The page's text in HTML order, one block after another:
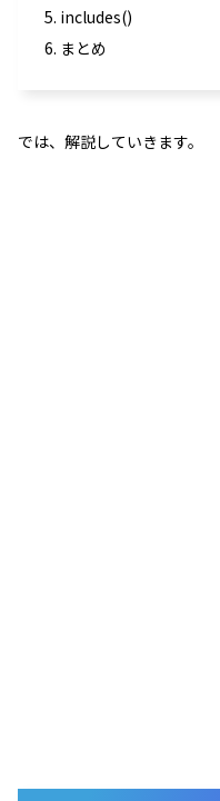
5. includes()
6. まとめ
では、解説していきます。